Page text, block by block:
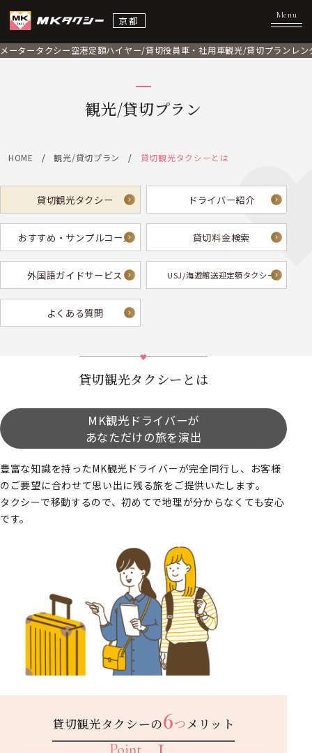
京都
メータータクシー空港定額ハイヤー/貸切役員車・社用車観光/貸切プラン レ
観光/貸切プラン
HOME 観光/貸切プラン 貸切観光タクシーとは
貸切観光タクシー ドライバー紹介
おすすめ・サンプルコース 貸切料金検索
外国語ガイドサービス USJ/海遊館送迎定額タクシー
よくある質問
貸切観光タクシーとは
MK観光ドライバーが
あなただけの旅を演出
豊富な知識を持ったMK観光ドライバーが完全同行し、お客様
のご要望に合わせて思い出に残る旅をご提供いたします。
タクシーで移動するので、初めてで地理が分からなくても安心
です。
貸切観光タクシーの6つ メリット